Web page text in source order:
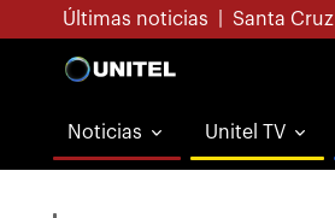
Últimas noticias Santa Cruz
Noticias Unitel TV